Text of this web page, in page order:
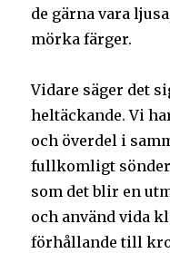
de gärna vara
mörka färger.
Vidare säger det
heltäckande. Vi
och överdel i
fullkomligt
som det blir en
och använd vida
förhållande till